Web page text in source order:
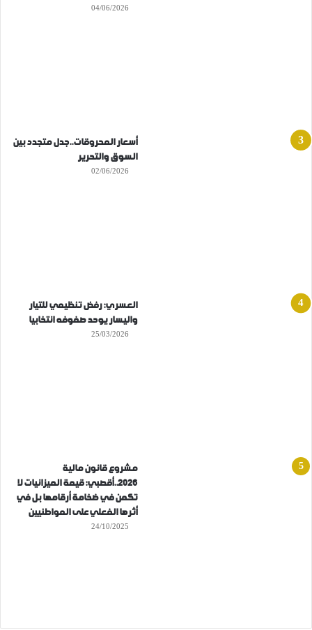
04/06/2026
أسعار المحروقات..جدل متجدد بين
السوق والتحرير
02/06/2026
العسري: رفض تنظيمي للتيار
واليسار يوحد صفوفه انتخابيا
25/03/2026
مشروع قانون مالية
2026..أقصبي: قيمة الميزانيات لا
تكمن في ضخامة أرقامها بل في
أثرها الفعلي على المواطنيين
24/10/2025